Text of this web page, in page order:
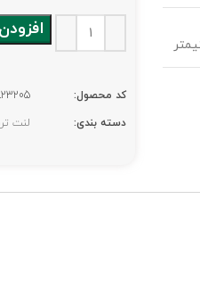
کد محصول:
دسته بندی:
لنت